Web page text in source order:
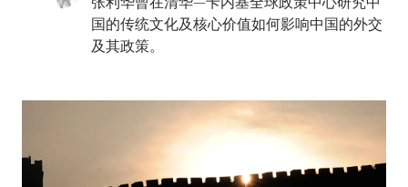
国的传统文化及核心价值如何影响中国的外交
及其政策。